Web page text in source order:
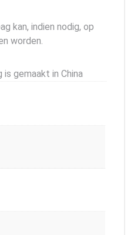
kan, indien nodig, op
worden.
is gemaakt in China